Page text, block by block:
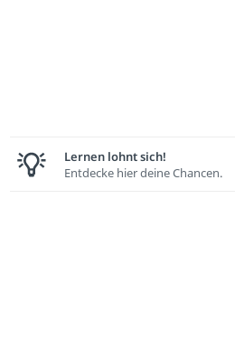
Lernen lohnt sich!
Entdecke hier deine Chancen.